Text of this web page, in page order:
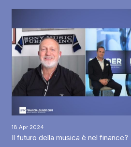
18 Apr 2024
Il futuro della musica è nel finance?